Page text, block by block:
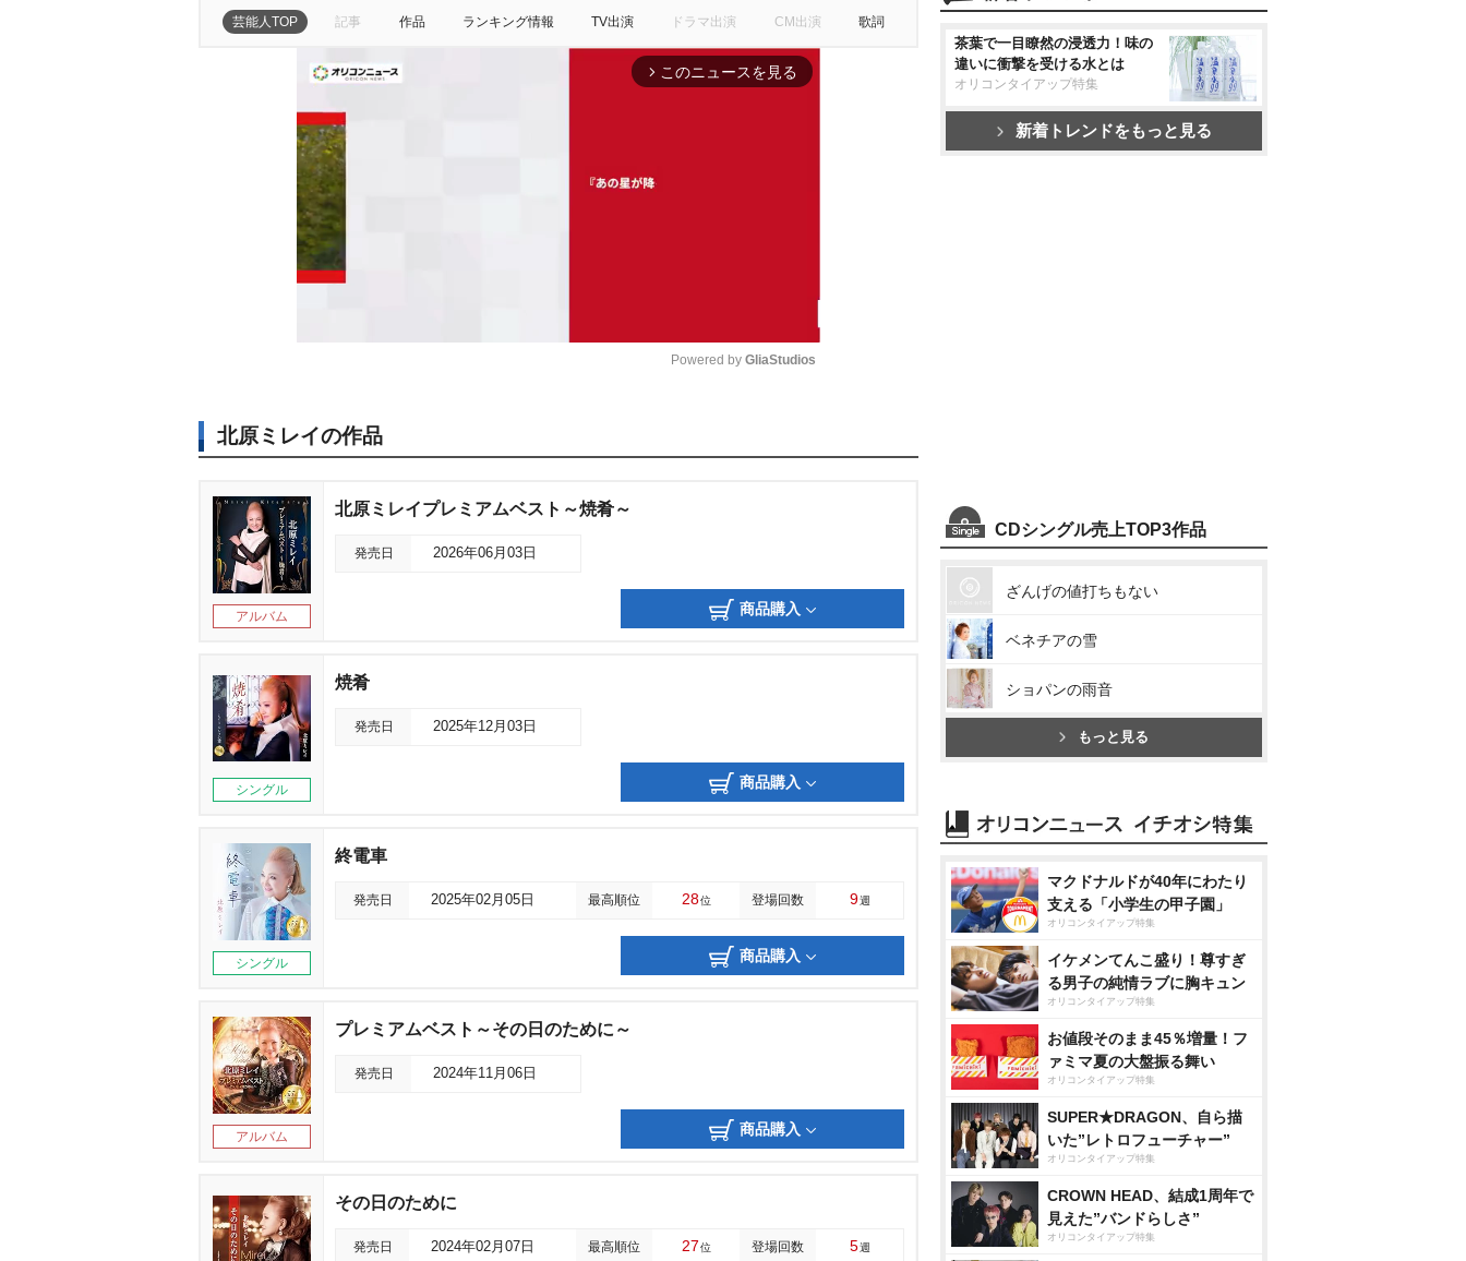
芸能人TOP 記事 作品 ランキング情報 TV出演 ドラマ出演 CM出演 歌詞
arrow_forward_ios このニュースを見る
u
Powered by GliaStudios
北原ミレイの作品
アルバム
北原ミレイプレミアムベスト～焼肴～
発売日 2026年06月03日
商品購入
シングル
焼肴
発売日 2025年12月03日
商品購入
シングル
終電車
発売日 2025年02月05日 最高順位 28位 登場回数 9週
商品購入
アルバム
プレミアムベスト～その日のために～
発売日 2024年11月06日
商品購入
その日のために
発売日 2024年02月07日 最高順位 27位 登場回数 5週
茶葉で一目瞭然の浸透力！味の
違いに衝撃を受ける水とは
オリコンタイアップ特集
新着トレンドをもっと見る
CDシングル売上TOP3作品
ざんげの値打ちもない
ベネチアの雪
ショパンの雨音
もっと見る
マクドナルドが40年にわたり
支える「小学生の甲子園」
オリコンタイアップ特集
イケメンてんこ盛り！尊すぎ
る男子の純情ラブに胸キュン
オリコンタイアップ特集
お値段そのまま45％増量！フ
ァミマ夏の大盤振る舞い
オリコンタイアップ特集
SUPER★DRAGON、自ら描
いた”レトロフューチャー”
オリコンタイアップ特集
CROWN HEAD、結成1周年で
見えた”バンドらしさ”
オリコンタイアップ特集